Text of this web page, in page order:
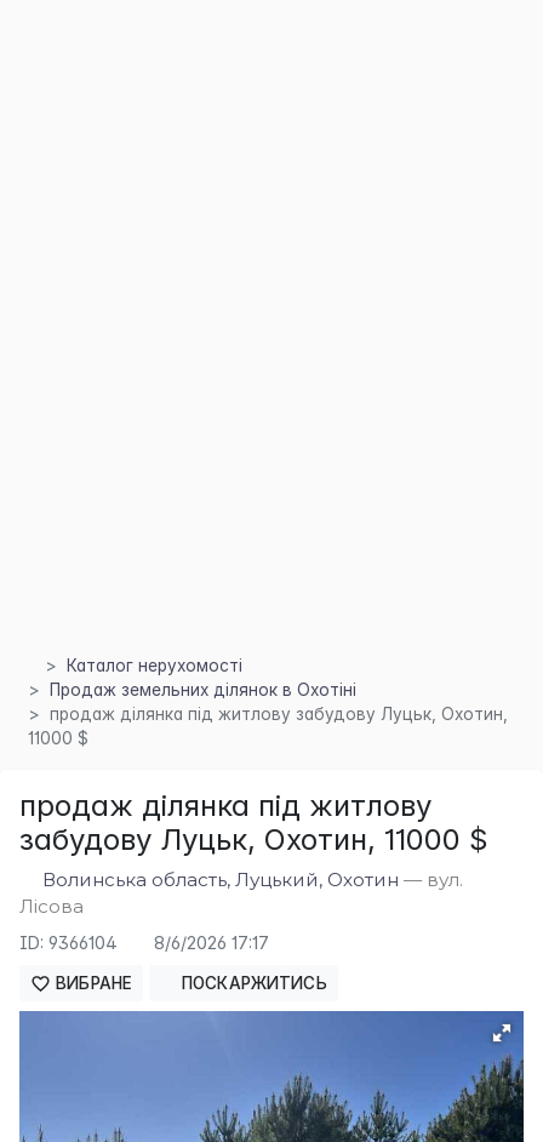
Каталог нерухомості
Продаж земельних ділянок в Охотіні
продаж ділянка під житлову забудову Луцьк, Охотин,
11000 $
продаж ділянка під житлову
забудову Луцьк, Охотин, 11000 $
Волинська область, Луцький, Охотин — вул.
Лісова
ID: 9366104 8/6/2026 17:17
ВИБРАНЕ ПОСКАРЖИТИСЬ